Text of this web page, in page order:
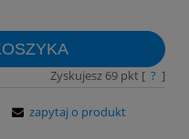
Zyskujesz 69pkt [ ? ]
zapytaj o produkt